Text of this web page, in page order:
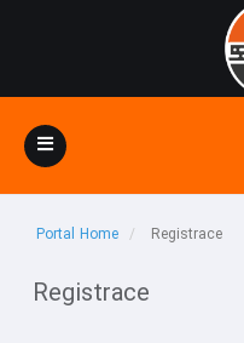
Toggle
navigation
Portal Home Registrace
Registrace